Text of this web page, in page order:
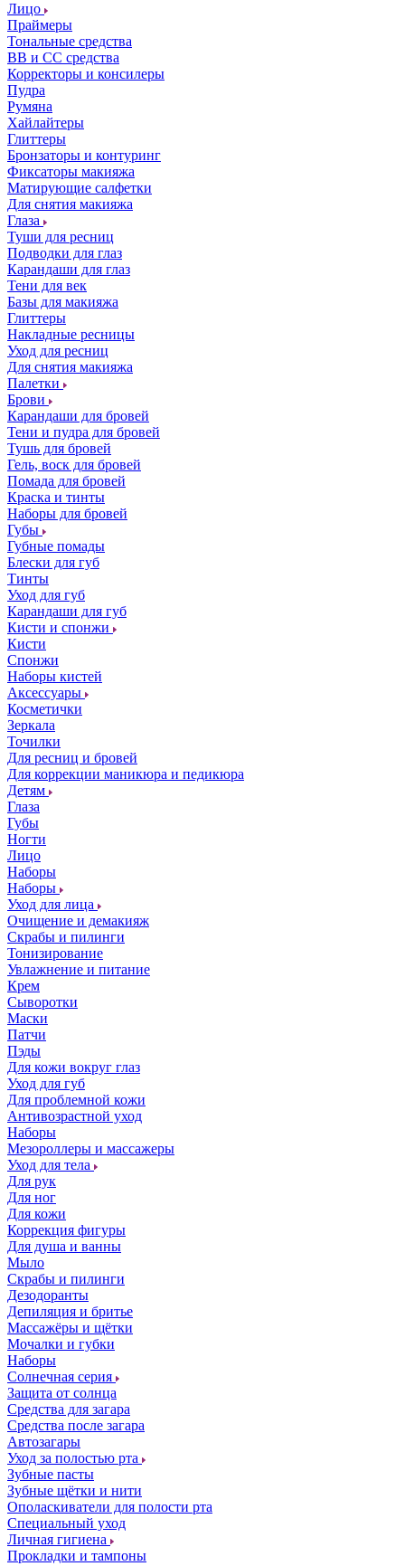
Лицо
Праймеры
Тональные средства
ВВ и СС средства
Корректоры и консилеры
Пудра
Румяна
Хайлайтеры
Глиттеры
Бронзаторы и контуринг
Фиксаторы макияжа
Матирующие салфетки
Для снятия макияжа
Глаза
Туши для ресниц
Подводки для глаз
Карандаши для глаз
Тени для век
Базы для макияжа
Глиттеры
Накладные ресницы
Уход для ресниц
Для снятия макияжа
Палетки
Брови
Карандаши для бровей
Тени и пудра для бровей
Тушь для бровей
Гель, воск для бровей
Помада для бровей
Краска и тинты
Наборы для бровей
Губы
Губные помады
Блески для губ
Тинты
Уход для губ
Карандаши для губ
Кисти и спонжи
Кисти
Спонжи
Наборы кистей
Аксессуары
Косметички
Зеркала
Точилки
Для ресниц и бровей
Для коррекции маникюра и педикюра
Детям
Глаза
Губы
Ногти
Лицо
Наборы
Наборы
Уход для лица
Очищение и демакияж
Скрабы и пилинги
Тонизирование
Увлажнение и питание
Крем
Сыворотки
Маски
Патчи
Пэды
Для кожи вокруг глаз
Уход для губ
Для проблемной кожи
Антивозрастной уход
Наборы
Мезороллеры и массажеры
Уход для тела
Для рук
Для ног
Для кожи
Коррекция фигуры
Для душа и ванны
Мыло
Скрабы и пилинги
Дезодоранты
Депиляция и бритье
Массажёры и щётки
Мочалки и губки
Наборы
Солнечная серия
Защита от солнца
Средства для загара
Средства после загара
Автозагары
Уход за полостью рта
Зубные пасты
Зубные щётки и нити
Ополаскиватели для полости рта
Специальный уход
Личная гигиена
Прокладки и тампоны